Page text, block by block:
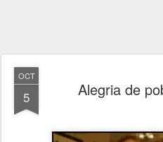
OCT
5 Alegria de